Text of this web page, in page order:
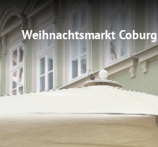
Weihnachtsmarkt Coburg